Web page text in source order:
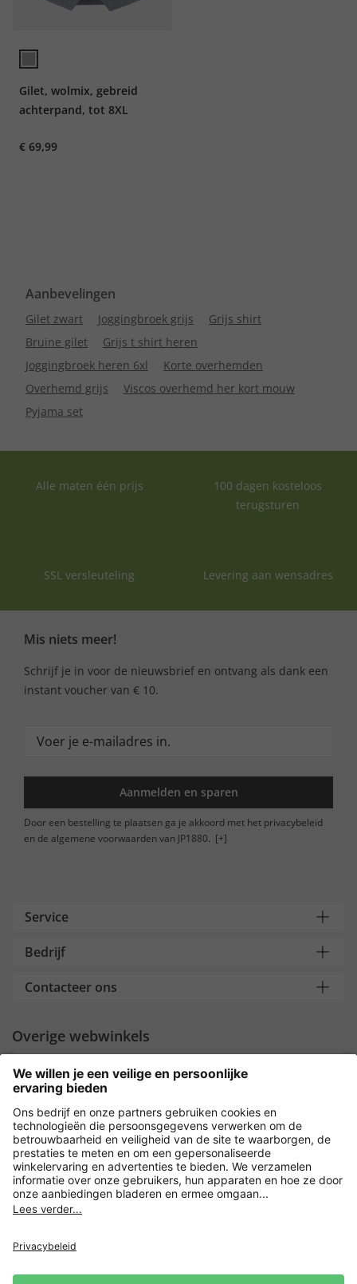
Gilet, wolmix, gebreid
achterpand, tot 8XL
€ 69,99
Aanbevelingen
Gilet zwart Joggingbroek grijs
Grijs shirt
Bruine gilet
Grijs t shirt heren
Joggingbroek heren 6xl
Korte overhemden
Overhemd grijs
Viscos overhemd her kort mouw
Pyjama set
Alle maten één prijs
100 dagen kosteloos
terugsturen
SSL versleuteling Levering aan wensadres
Mis niets meer!
Schrijf je in voor de nieuwsbrief en ontvang als dank een
instant voucher van € 10.
Aanmelden en sparen
Door een bestelling te plaatsen ga je akkoord met het privacybeleid
en de algemene voorwaarden van JP1880. [+]
Service
Bedrijf
Contacteer ons
Overige webwinkels
Nederland
Payment and Delivery
Versleuteling met